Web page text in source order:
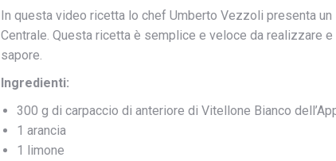
In questa video ricetta lo chef Umberto Vezzoli presenta
Centrale. Questa ricetta è semplice e veloce da realizzare
sapore.
Ingredienti:
300 g di carpaccio di anteriore di Vitellone Bianco
1 arancia
1 limone